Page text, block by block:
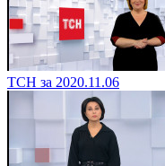
ТСН за 2020.11.06